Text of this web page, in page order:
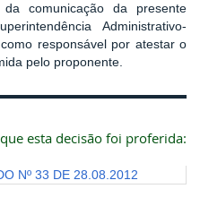
comunicação da presente
Administrativo-
responsável por atestar o
pelo proponente.
esta decisão foi proferida:
Nº 33 DE 28.08.2012